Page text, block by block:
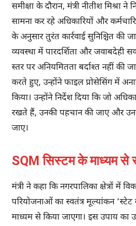
समीक्षा के दौरान, मंत्री नीतीश मिश्रा
सामना कर रहे अधिकारियों और
के अनुसार तुरंत कार्रवाई सुनिश्चित की
व्यवस्था में पारदर्शिता और जवाबदेही
स्तर पर अनियमितता बर्दाश्त नहीं की
करते हुए, उन्होंने फाइल प्रोसेसिंग में
किया। उन्होंने निर्देश दिया कि जो
रखते हैं, उनकी पहचान की जाए और
जाए।
SQM सिस्टम के माध्यम से
मंत्री ने कहा कि नगरपालिका क्षेत्रों में
परियोजनाओं का स्वतंत्र मूल्यांकन ‘स्टेट
माध्यम से किया जाएगा। इस उपाय का